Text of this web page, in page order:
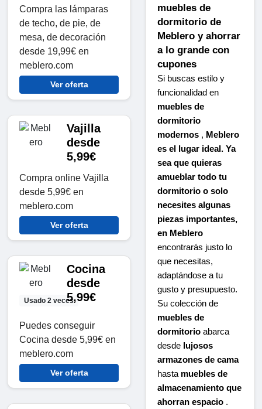
Compra las lámparas
de techo, de pie, de
mesa, de decoración
desde 19,99€ en
meblero.com
Ver oferta
Vajilla
desde
5,99€
Compra online Vajilla
desde 5,99€ en
meblero.com
Ver oferta
Usado 2 veces
Cocina
desde
5,99€
Puedes conseguir
Cocina desde 5,99€ en
meblero.com
Ver oferta
muebles de
dormitorio de
Meblero y ahorrar
a lo grande con
cupones
Si buscas estilo y
funcionalidad en
muebles de
dormitorio
modernos , Meblero
es el lugar ideal. Ya
sea que quieras
amueblar todo tu
dormitorio o solo
necesites algunas
piezas importantes,
en Meblero
encontrarás justo lo
que necesitas,
adaptándose a tu
gusto y presupuesto.
Su colección de
muebles de
dormitorio abarca
desde lujosos
armazones de cama
hasta muebles de
almacenamiento que
ahorran espacio .